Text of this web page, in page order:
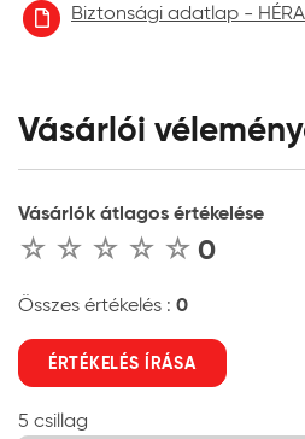
Biztonsági adatlap - HÉRA CERAMIC
Vásárlói
Vásárlók átlagos értékelése
0
Összes értékelés : 0
ÉRTÉKELÉS ÍRÁSA
5 csillag